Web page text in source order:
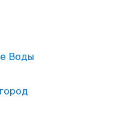
Воды